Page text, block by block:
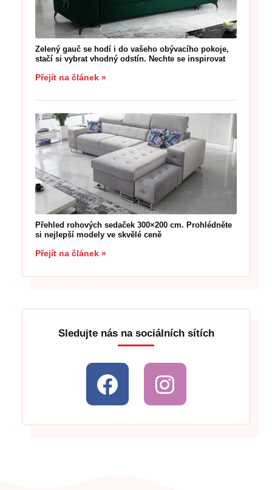
Zelený gauč se hodí i do vašeho obývacího pokoje,
stačí si vybrat vhodný odstín. Nechte se inspirovat
Přejít na článek »
Přehled rohových sedaček 300×200 cm. Prohlédněte
si nejlepší modely ve skvělé ceně
Přejít na článek »
Sledujte nás na sociálních sítích